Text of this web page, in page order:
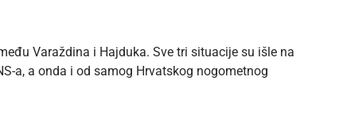
Varaždina i Hajduka. Sve tri situacije su išle na
a, a onda i od samog Hrvatskog nogometnog